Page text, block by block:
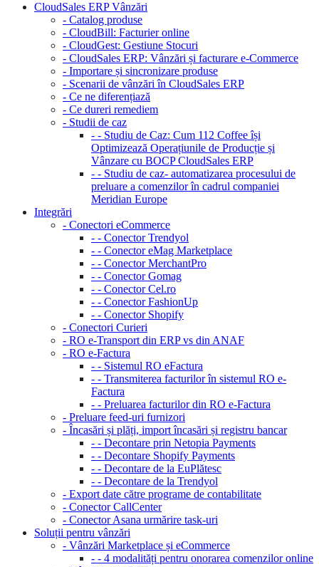
CloudSales ERP Vânzări
- Catalog produse
- CloudBill: Facturier online
- CloudGest: Gestiune Stocuri
- CloudSales ERP: Vânzări și facturare e-Commerce
- Importare și sincronizare produse
- Scenarii de vânzări în CloudSales ERP
- Ce ne diferențiază
- Ce dureri remediem
- Studii de caz
- - Studiu de Caz: Cum 112 Coffee își
Optimizează Operațiunile de Producție și
Vânzare cu BOCP CloudSales ERP
- - Studiu de caz- automatizarea procesului de
preluare a comenzilor în cadrul companiei
Meridian Europe
Integrări
- Conectori eCommerce
- - Conector Trendyol
- - Conector eMag Marketplace
- - Conector MerchantPro
- - Conector Gomag
- - Conector Cel.ro
- - Conector FashionUp
- - Conector Shopify
- Conectori Curieri
- RO e-Transport din ERP vs din ANAF
- RO e-Factura
- - Sistemul RO eFactura
- - Transmiterea facturilor în sistemul RO e-
Factura
- - Preluarea facturilor din RO e-Factura
- Preluare feed-uri furnizori
- Încasări și plăți, import încasări și registru bancar
- - Decontare prin Netopia Payments
- - Decontare Shopify Payments
- - Decontare de la EuPlătesc
- - Decontare de la Trendyol
- Export date către programe de contabilitate
- Conector CallCenter
- Conector Asana urmărire task-uri
Soluții pentru vânzări
- Vânzări Marketplace și eCommerce
- - 4 modalități pentru onorarea comenzilor online